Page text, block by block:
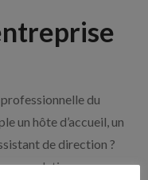
du
un hôte d’accueil, un
de direction ?
nos solutions pour